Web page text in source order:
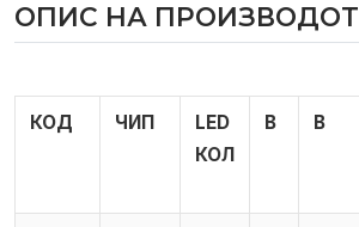
ОПИС НА ПРОИЗВОДОТ
КОД ЧИП
LED
КОЛ
В В